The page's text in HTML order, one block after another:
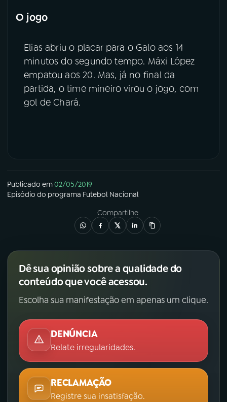
O jogo
Elias abriu o placar para o Galo aos 14
minutos do segundo tempo. Máxi López
empatou aos 20. Mas, já no final da
partida, o time mineiro virou o jogo, com
gol de Chará.
Publicado em02/05/2019
Episódio do programa Futebol Nacional
Compartilhe
Dê sua opinião sobre a qualidade do
conteúdo que você acessou.
Escolha sua manifestação em apenas um clique.
DENÚNCIA
Relate irregularidades.
RECLAMAÇÃO
Registre sua insatisfação.